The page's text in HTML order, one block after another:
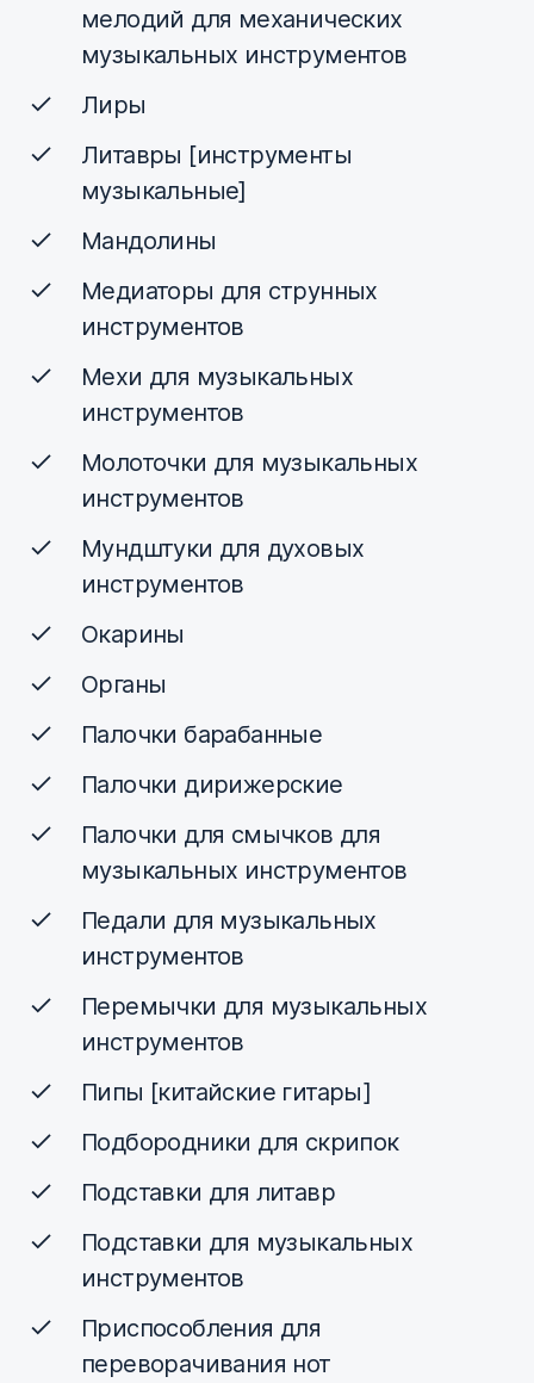
мелодий для механических
музыкальных инструментов
Лиры
Литавры [инструменты
музыкальные]
Мандолины
Медиаторы для струнных
инструментов
Мехи для музыкальных
инструментов
Молоточки для музыкальных
инструментов
Мундштуки для духовых
инструментов
Окарины
Органы
Палочки барабанные
Палочки дирижерские
Палочки для смычков для
музыкальных инструментов
Педали для музыкальных
инструментов
Перемычки для музыкальных
инструментов
Пипы [китайские гитары]
Подбородники для скрипок
Подставки для литавр
Подставки для музыкальных
инструментов
Приспособления для
переворачивания нот